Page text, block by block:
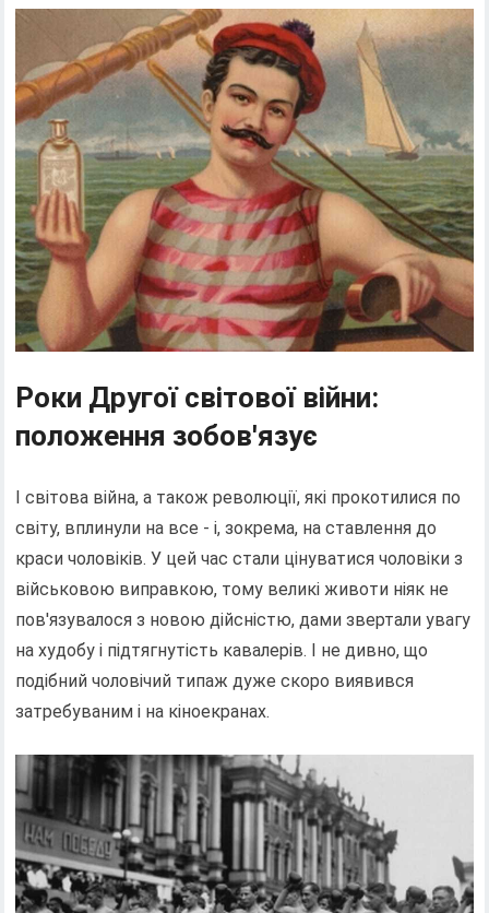
Роки Другої світової війни:
положення зобов'язує
I світова війна, а також революції, які прокотилися по
світу, вплинули на все - і, зокрема, на ставлення до
краси чоловіків. У цей час стали цінуватися чоловіки з
військовою виправкою, тому великі животи ніяк не
пов'язувалося з новою дійсністю, дами звертали увагу
на худобу і підтягнутість кавалерів. І не дивно, що
подібний чоловічий типаж дуже скоро виявився
затребуваним і на кіноекранах.